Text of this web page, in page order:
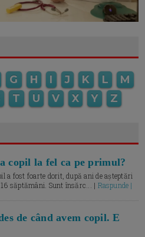
G H I J K L
M
T U V X Y Z
copil la fel ca pe primul?
a fost foarte dorit, după ani de așteptări
săptămâni. Sunt însărc... | Raspunde |
de când avem copil. E